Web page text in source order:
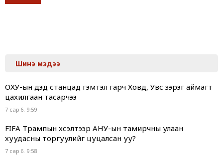
Шинэ мэдээ
ОХУ-ын дэд станцад гэмтэл гарч Ховд, Увс зэрэг аймагт
цахилгаан тасарчээ
7 сар 6. 9:59
FIFA Трампын хүсэлтээр АНУ-ын тамирчны улаан
хуудасны торгуулийг цуцалсан уу?
7 сар 6. 9:58